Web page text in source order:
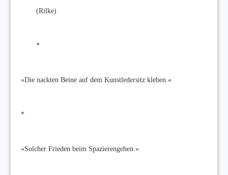
(Rilke)
*
»Die nackten Beine auf dem Kunstledersitz kleben.«
*
»Solcher Frieden beim Spazierengehen.«